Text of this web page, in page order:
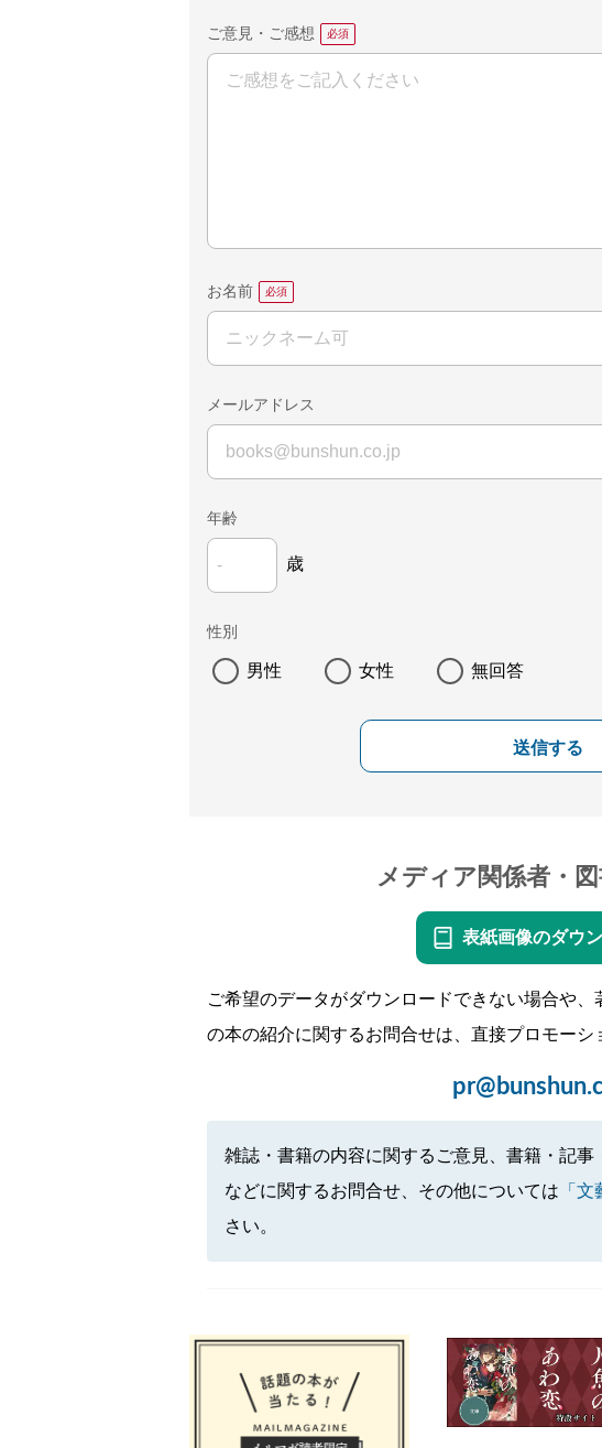
ご意見・ご感想
お名前
メールアドレス
年齢
歳
性別
男性 女性 無回答
送信する
メディア関係者・
表紙画像のダウ
ご希望のデータがダウンロードできない場合や
の本の紹介に関するお問合せは、直接プロモーシ
雑誌・書籍の内容に関するご意見、書籍・記事
などに関するお問合せ、その他については 「
さい。